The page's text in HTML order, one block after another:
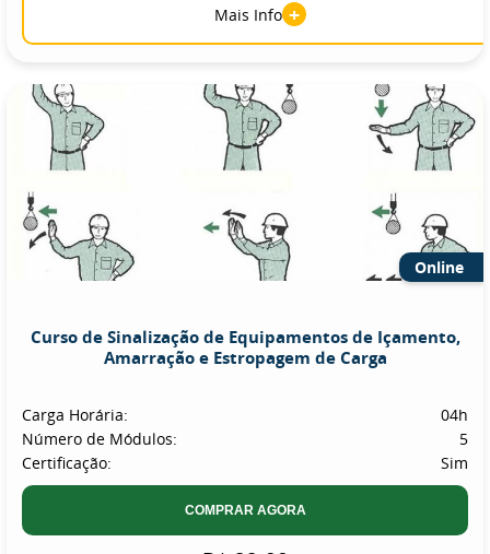
Mais Info +
Online
Curso de Sinalização de Equipamentos de Içamento,
Amarração e Estropagem de Carga
Carga Horária:
04h
Número de Módulos:
5
Certificação:
Sim
COMPRAR AGORA